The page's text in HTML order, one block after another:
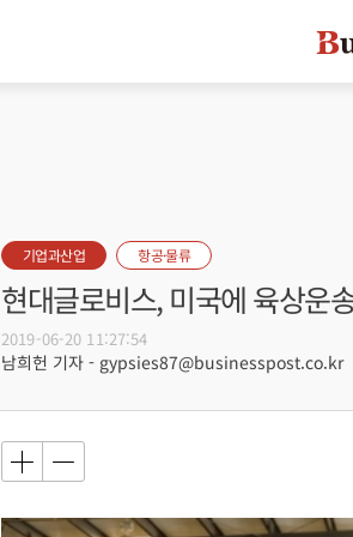
기업과산업 항공·물류
현대글로비스, 미국에 육상운
2019-06-20 11:27:54
남희헌 기자 - gypsies87@businesspost.co.kr